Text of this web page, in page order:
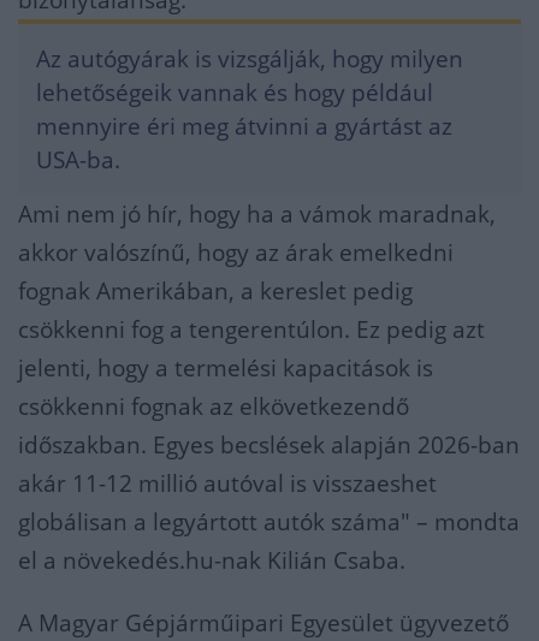
Az autógyárak is vizsgálják, hogy milyen
lehetőségeik vannak és hogy például
mennyire éri meg átvinni a gyártást az
USA-ba.
Ami nem jó hír, hogy ha a vámok maradnak,
akkor valószínű, hogy az árak emelkedni
fognak Amerikában, a kereslet pedig
csökkenni fog a tengerentúlon. Ez pedig azt
jelenti, hogy a termelési kapacitások is
csökkenni fognak az elkövetkezendő
időszakban. Egyes becslések alapján 2026-ban
akár 11-12 millió autóval is visszaeshet
globálisan a legyártott autók száma" – mondta
el a növekedés.hu-nak Kilián Csaba.
A Magyar Gépjárműipari Egyesület ügyvezető